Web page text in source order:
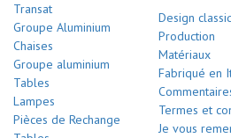
Transat
Groupe Aluminium
Chaises
Groupe aluminium
Tables
Lampes
Pièces de Rechange
Design
Production
Matériaux
Fabriqué en
Termes et
Je vous